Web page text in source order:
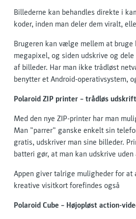
Billederne kan behandles direkte i
koder, inden man deler dem viralt,
Brugeren kan vælge mellem at bruge
megapixel, og siden udskrive og
af billeder. Har man ikke trådløst
benytter et Android-operativsystem,
Polaroid ZIP printer – trådløs
Med den nye ZIP-printer har man
Man ”parrer” ganske enkelt sin
gratis, udskriver man sine billeder.
batteri gør, at man kan udskrive
Appen giver talrige muligheder for at
kreative visitkort forefindes også
Polaroid Cube – Højopløst action-